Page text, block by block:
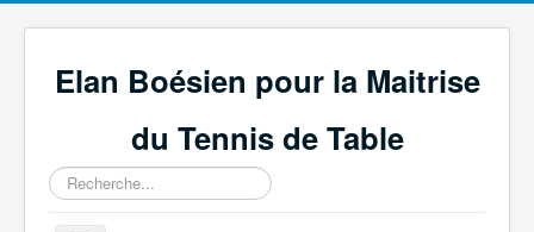
Elan Boésien pour la Maitrise
du Tennis de Table
Rechercher